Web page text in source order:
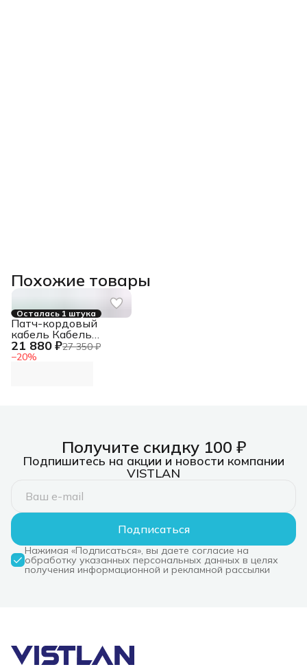
Похожие товары
Осталась 1 штука
21 880 ₽27 350 ₽
−20%
Патч-кордовый
кабель Кабель
LANMASTER патч-
кордовый UTP, 4x2,
Получите скидку 100 ₽
Подпишитесь на акции и новости компании
VISTLAN
Подписаться
Нажимая «Подписаться», вы даете согласие на
обработку указанных персональных данных в целях
получения информационной и рекламной рассылки